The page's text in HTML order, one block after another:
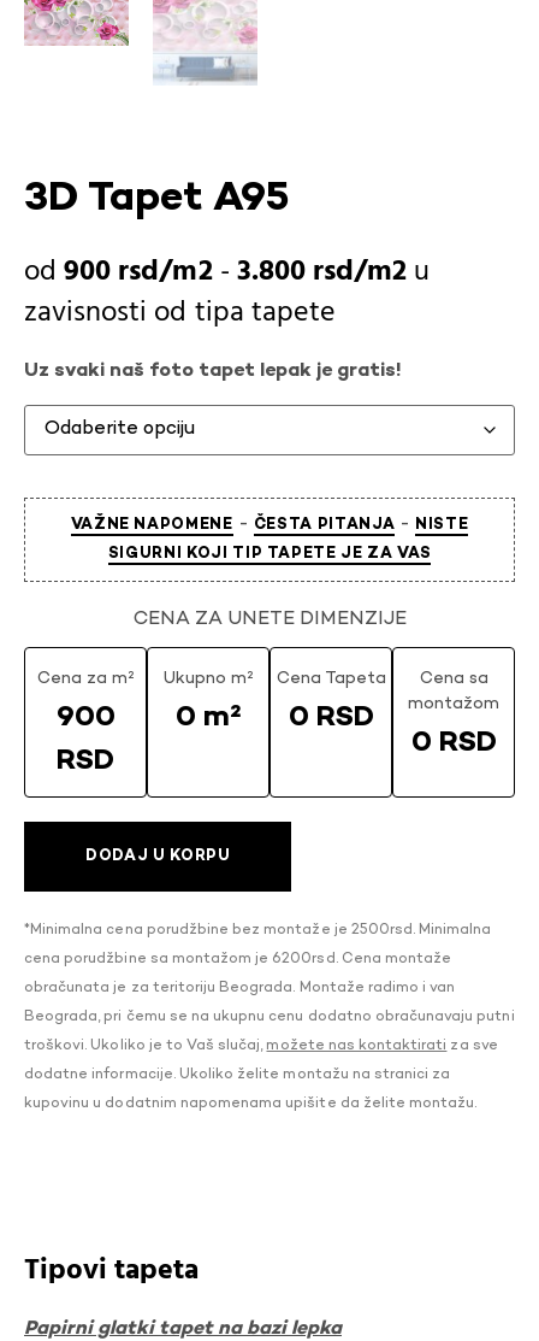
3D Tapet A95
900rsd -3.800rsd
u
zavisnosti od tipa tapete
Uz svaki naš foto tapet lepak je gratis!
VAŽNE NAPOMENE - ČESTA PITANJA - NISTE
SIGURNI KOJI TIP TAPETE JE ZA VAS
CENA ZA UNETE DIMENZIJE
Cena za m²
900
RSD
Ukupno m²
0 m²
Cena Tapeta
0 RSD
Cena sa
montažom
0 RSD
DODAJ U KORPU
*Minimalna cena porudžbine bez montaže je 2500rsd. Minimalna
cena porudžbine sa montažom je 6200rsd. Cena montaže
obračunata je za teritoriju Beograda. Montaže radimo i van
Beograda, pri čemu se na ukupnu cenu dodatno obračunavaju putni
troškovi. Ukoliko je to Vaš slučaj, možete nas kontaktirati za sve
dodatne informacije. Ukoliko želite montažu na stranici za
kupovinu u dodatnim napomenama upišite da želite montažu.
Tipovi tapeta
Papirni glatki tapet na bazi lepka